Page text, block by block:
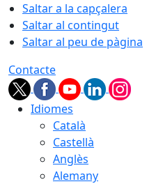
Saltar a la capçalera
Saltar al contingut
Saltar al peu de pàgina
Contacte
Idiomes
Català
Castellà
Anglès
Alemany